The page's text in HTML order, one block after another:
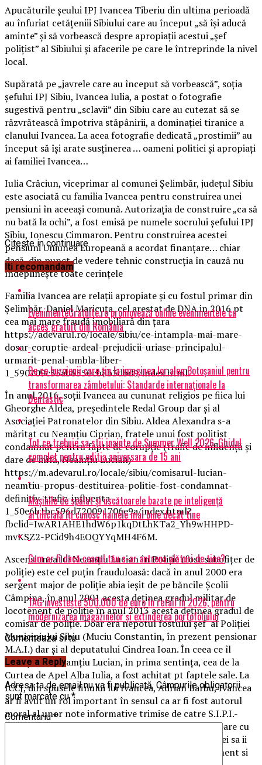
Apucăturile șeului IPJ Ivancea Tiberiu din ultima perioadă
au înfuriat cetățeniii Sibiului care au început „să își aducă
aminte” și să vorbească despre apropiații acestui „șef
polițist” al Sibiului și afacerile pe care le întreprinde la nivel
local.
Supărată pe „javrele care au început să vorbească”, soția
șefului IPJ Sibiu, Ivancea Iulia, a postat o fotografie
sugestivă pentru „sclavii” din Sibiu care au cutezat să se
răzvrătească împotriva stăpânirii, a dominației tiranice a
clanului Ivancea. La acea fotografie dedicată „prostimii” au
început să își arate susținerea … oameni politici și apropiați
ai familiei Ivancea…
Iulia Crăciun, viceprimar al comunei Șelimbăr, județul Sibiu
este asociată cu familia Ivancea pentru construirea unei
pensiuni în aceeași comună. Autorizația de construire „ca să
nu bată la ochi”, a fost emisă pe numele socrului șefului IPJ
Sibiu, Ionescu Cimmaron. Pentru construirea acestei
pensiuni Uniunea Europeană a acordat finanțare… chiar
dacă, din punct de vedere tehnic construcția în cauză nu
îndeplinește toate cerințele
Familia Ivancea are relații apropiate și cu fostul primar din
Șelimbăr, Daniel Maricuța, cel arestat de DNA in 2016 pt
cea mai mare fraudă imobiliară din țara
https://adevarul.ro/locale/sibiu/ce-intampla-mai-mare-
dosar-coruptie-ardeal-prejudicii-uriase-principalul-
urmarit-penal-umbla-liber-
1_590709c55ab6550cb8b3dbd9/index.html.
În anul 2016, soții Ivancea au cununat religios pe fiica lui
Gheorghe Aldea, președintele Redal Group dar și al
Asociației Patronatelor din Sibiu. Aldea Alexandra s-a
măritat cu Neamțiu Ciprian, fratele unui fost politist
condamnat pentru fapte de corupție (trafic de influență și
dare de mită, Neamțiu Lucian)
https://m.adevarul.ro/locale/sibiu/comisarul-lucian-
neamtiu-propus-destituirea-politie-fost-condamnat-
definitiv-trafic-influenta-
1_50e6b1bc596d720091706e9a/index.html?
fbclid=IwAR1AHE1hdW6p1kqDtLhKTa2_Yh9wHHPD-
mvKSZ2-PCid9h4EOQYYqMH4F6M.
Ascensiunea lui Neamțiu Lucian în Poliție (fost subofițer de
poliție) este cel puțin frauduloasă: dacă în anul 2000 era
sergent major de poliție abia ieșit de pe băncile Școlii
Câmpina, în anul 2001 acesta deținea gradul militar de
locotenent de poliție în anul 2013 acesta deținea gradul de
comisar de poliție. Doar era nepotul fostului șef al Poliției
Municipiului Sibiu (Muciu Constantin, în prezent pensionar
M.A.I.) dar și al deputatului Cindrea Ioan. În ceea ce îl
privește pe Neamțiu Lucian, in prima sentința, cea de la
Curtea de Apel Alba Iulia, a fost achitat pt faptele sale. La
ICCJ, din spusele finului lui Ivancea, Adrian Barbu, Ivancea
ar fi avut un rol important în sensul ca ar fi fost autorul
moral al unor note informative trimise de catre S.I.P.I.-
Sibiu acelei instanțe, decizia fiind de 3 ani de inchisoare cu
suspendare … Fostul politist poate sa ceara instantei sa ii
comunice daca au existat astfel de note la acel moment si
Citeste in continuare
Iti recomandam
EvenimenteGratuite.ro promovează online evenimentele cu
acces gratuit din România
De ce buzoienii care țin la imaginea lor aleg Botoșaniul pentru
transformarea zâmbetului: Standarde internaționale la
Dentastic
Tot ce trebuie sa stii inainte de Summer Well 2026. Ghidul
complet pentru editia aniversara de 15 ani
Mașinile de spălat și uscătoarele bazate pe inteligență
artificială îți cunosc hainele mai bine decât tine
Cum ar fi dacă ceasul tău s-ar antrena alături de tine?
TAG investește 500.000 de euro în retail în 2026, pentru
modernizarea magazinelor și extinderea portofoliului
Comenteaza si tu
Leave a Reply
Adresa ta de email nu va fi publicată. Câmpurile obligatorii
sunt marcate cu*
Comentariu*